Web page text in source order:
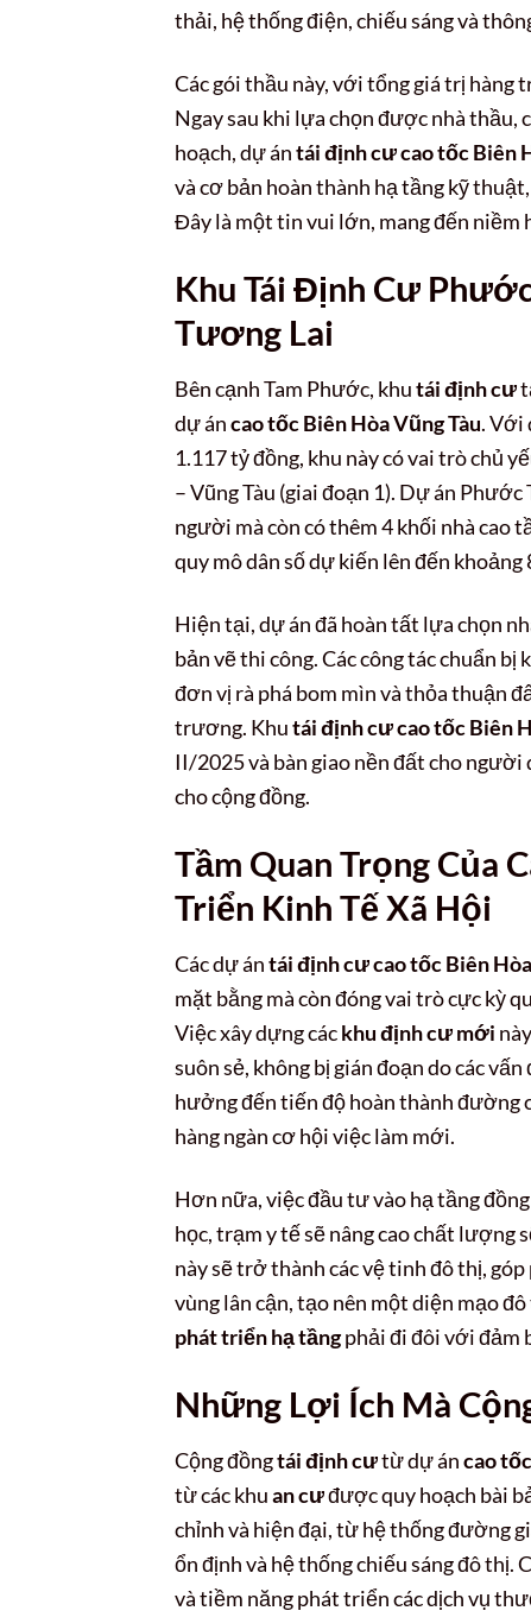
thải, hệ thống điện, chiếu sáng và
Các gói thầu này, với tổng giá trị
Ngay sau khi lựa chọn được nhà thầu,
hoạch, dự ántái định cư cao tốc Biên
và cơ bản hoàn thành hạ tầng kỹ
Đây là một tin vui lớn, mang đến niềm
Khu Tái Định Cư
Tương Lai
Bên cạnh Tam Phước, khutái định cư
dự áncao tốc Biên Hòa Vũng Tàu. Với
1.117 tỷ đồng, khu này có vai trò chủ
– Vũng Tàu (giai đoạn 1). Dự án
người mà còn có thêm 4 khối nhà cao
quy mô dân số dự kiến lên đến
Hiện tại, dự án đã hoàn tất lựa chọn
bản vẽ thi công. Các công tác chuẩn
đơn vị rà phá bom mìn và thỏa thuận
trương. Khutái định cư cao tốc Biên
II/2025 và bàn giao nền đất cho
cho cộng đồng.
Tầm Quan Trọng Của
Triển Kinh Tế Xã Hội
Các dự ántái định cư cao tốc Biên
mặt bằng mà còn đóng vai trò cực kỳ
Việc xây dựng cáckhu định cư mới
suôn sẻ, không bị gián đoạn do các
hưởng đến tiến độ hoàn thành đường
hàng ngàn cơ hội việc làm mới.
Hơn nữa, việc đầu tư vào hạ tầng
học, trạm y tế sẽ nâng cao chất lượng
này sẽ trở thành các vệ tinh đô thị,
vùng lân cận, tạo nên một diện mạo
phát triển hạ tầngphải đi đôi với đảm
Những Lợi Ích Mà
Cộng đồngtái định cưtừ dự áncao
từ các khuan cưđược quy hoạch bài
chỉnh và hiện đại, từ hệ thống đường
ổn định và hệ thống chiếu sáng đô thị.
và tiềm năng phát triển các dịch vụ